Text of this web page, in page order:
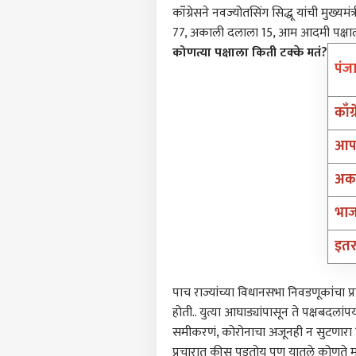
कॉंग्रेसने नवज्योतसिंग सिद्धू यांची
77, अकाली दलाला 15, आम आदमी
कोणत्या पक्षाला किती टक्के मतं?
आप
इतर
पाच राज्यांच्या विधानसभा निवडणूकांचा
होती.. युत्या आघाड्यांपासून ते
समीकरणं, कोरोनाचा अजूनही न
LOGIN
'वेट